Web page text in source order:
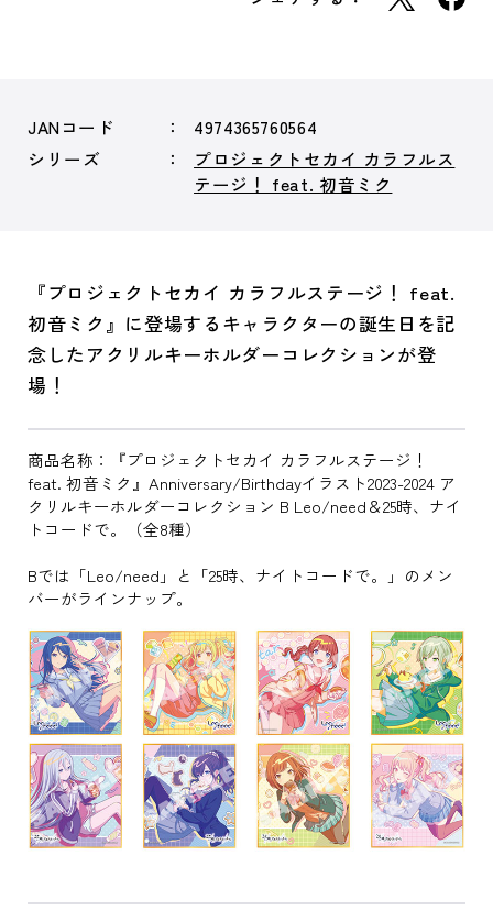
JANコード
4974365760564
シリーズ
プロジェクトセカイ カラフルス
テージ！ feat. 初音ミク
『プロジェクトセカイ カラフルステージ！ feat.
初音ミク』に登場するキャラクターの誕生日を記
念したアクリルキーホルダーコレクションが登
場！
商品名称：『プロジェクトセカイ カラフルステージ！
feat. 初音ミク』Anniversary/Birthdayイラスト2023-2024 ア
クリルキーホルダーコレクション B Leo/need＆25時、ナイ
トコードで。（全8種）
Bでは「Leo/need」と「25時、ナイトコードで。」のメン
バーがラインナップ。